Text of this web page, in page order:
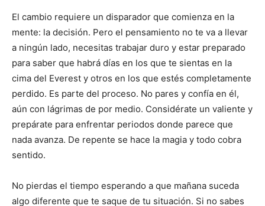
El cambio requiere un disparador que comienza en la
mente: la decisión. Pero el pensamiento no te va a llevar
a ningún lado, necesitas trabajar duro y estar preparado
para saber que habrá días en los que te sientas en la
cima del Everest y otros en los que estés completamente
perdido. Es parte del proceso. No pares y confía en él,
aún con lágrimas de por medio. Considérate un valiente y
prepárate para enfrentar periodos donde parece que
nada avanza. De repente se hace la magia y todo cobra
sentido.
No pierdas el tiempo esperando a que mañana suceda
algo diferente que te saque de tu situación. Si no sabes